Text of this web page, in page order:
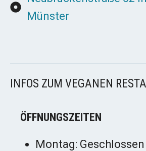
Münster
INFOS ZUM VEGANEN
ÖFFNUNGSZEITEN
Montag: Geschlossen